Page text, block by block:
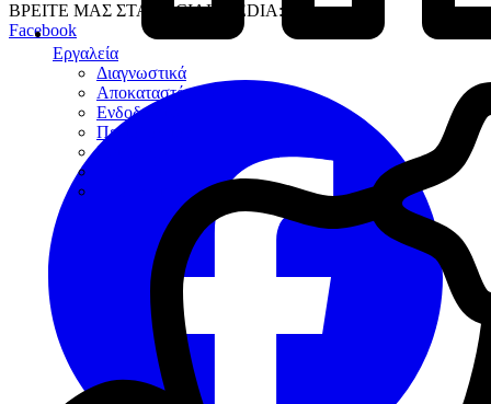
Εργαλεία
Διαγνωστικά
Αποκαταστάσεων
Ενδοδοντίας
Περιοδοντίου
Χειρουργικής
ΒΡΕΙΤΕ ΜΑΣ ΣΤΑ SOCIAL MEDIA:
Facebook